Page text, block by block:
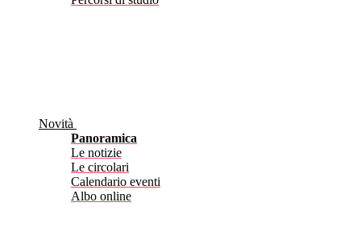
Novità
Panoramica
Le notizie
Le circolari
Calendario eventi
Albo online